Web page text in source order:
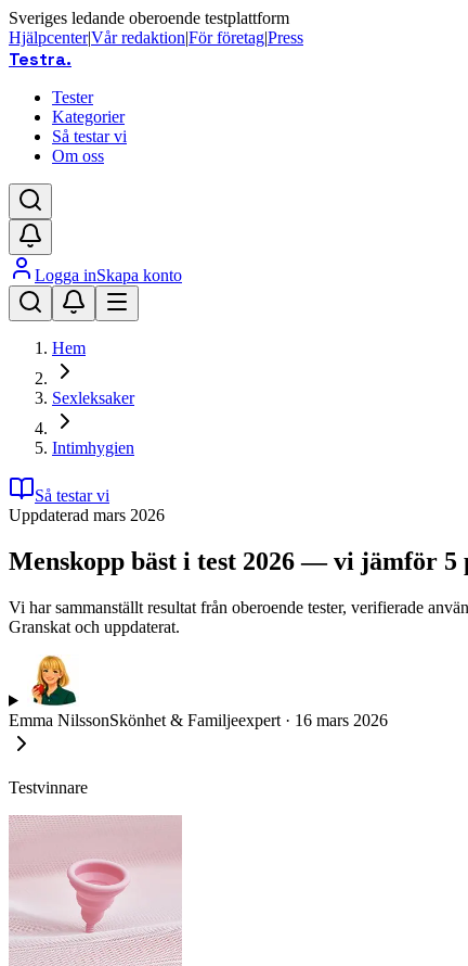
Sveriges ledande oberoende testplattform
Hjälpcenter|Vår redaktion|För företag|Press
Testra.
Tester
Kategorier
Så testar vi
Om oss
Logga inSkapa konto
Hem
Sexleksaker
Intimhygien
Så testar vi
Uppdaterad mars 2026
Menskopp bäst i test 2026 — vi jämför
Vi har sammanställt resultat från oberoende tester, verifierade
Granskat och uppdaterat.
Emma NilssonSkönhet & Familjeexpert · 16 mars 2026
Testvinnare